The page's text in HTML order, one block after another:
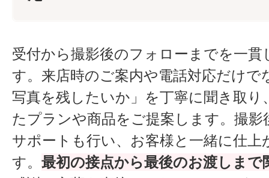
受付から撮影後のフォローまでを一貫
す。来店時のご案内や電話対応だけで
写真を残したいか」を丁寧に聞き取り
たプランや商品をご提案します。撮影
サポートも行い、お客様と一緒に仕上
す。 最初の接点から最後のお渡しまで